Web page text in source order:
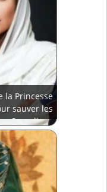
la Princesse
sauver les
Saoudiens